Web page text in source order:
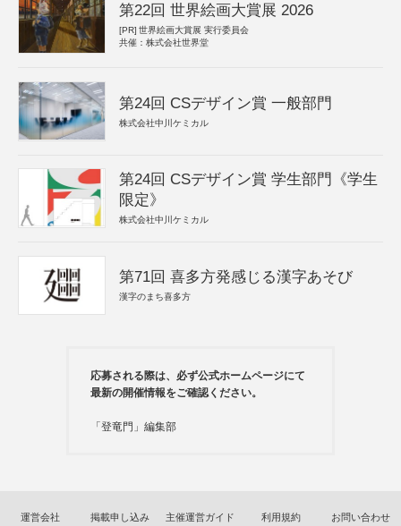
第22回 世界絵画大賞展 2026
[PR] 世界絵画大賞展 実行委員会
共催：株式会社世界堂
第24回 CSデザイン賞 一般部門
株式会社中川ケミカル
第24回 CSデザイン賞 学生部門《学生
限定》
株式会社中川ケミカル
第71回 喜多方発感じる漢字あそび
漢字のまち喜多方
応募される際は、必ず公式ホームページにて
最新の開催情報をご確認ください。
「登竜門」編集部
運営会社 掲載申し込み 主催運営ガイド 利用規約 お問い合わせ